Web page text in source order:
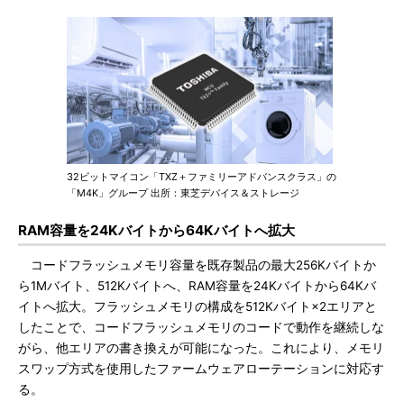
32ビットマイコン「TXZ＋ファミリーアドバンスクラス」の
「M4K」グループ 出所：東芝デバイス＆ストレージ
RAM容量を24Kバイトから64Kバイトへ拡大
コードフラッシュメモリ容量を既存製品の最大256Kバイトか
ら1Mバイト、512Kバイトへ、RAM容量を24Kバイトから64Kバ
イトへ拡大。フラッシュメモリの構成を512Kバイト×2エリアと
したことで、コードフラッシュメモリのコードで動作を継続しな
がら、他エリアの書き換えが可能になった。これにより、メモリ
スワップ方式を使用したファームウェアローテーションに対応す
る。